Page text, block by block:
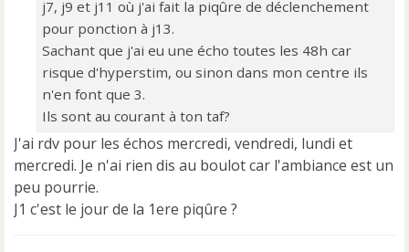
j7, j9 et j11 où j'ai fait la piqûre de déclenchement
pour ponction à j13.
Sachant que j'ai eu une écho toutes les 48h car
risque d'hyperstim, ou sinon dans mon centre ils
n'en font que 3.
Ils sont au courant à ton taf?
J'ai rdv pour les échos mercredi, vendredi, lundi et
mercredi. Je n'ai rien dis au boulot car l'ambiance est un
peu pourrie.
J1 c'est le jour de la 1ere piqûre ?